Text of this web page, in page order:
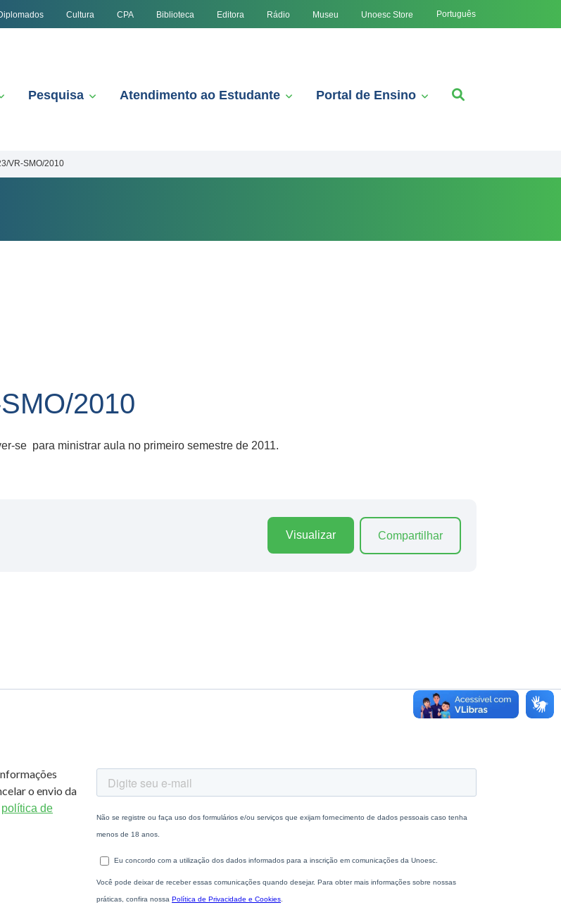
Cultura CPA Biblioteca Editora Rádio Museu Unoesc Store Português
Pesquisa Atendimento ao Estudante Portal de Ensino
VR-SMO/2010
2010
se para ministrar aula no primeiro semestre de 2011.
Visualizar Compartilhar
o envio da
política de